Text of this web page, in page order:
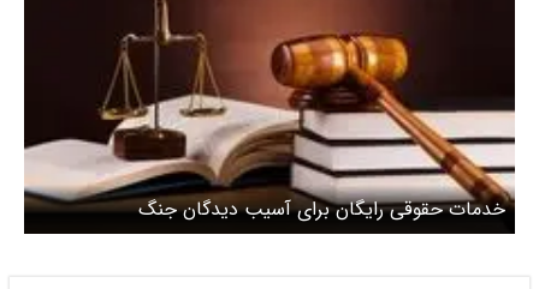
خدمات حقوقی رایگان برای آسیب دیدگان جنگ